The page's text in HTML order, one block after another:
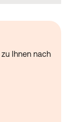
Ihnen nach